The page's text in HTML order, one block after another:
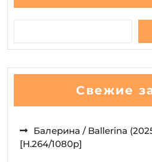
Свежие
Балерина / Ballerina
[H.264/1080p]